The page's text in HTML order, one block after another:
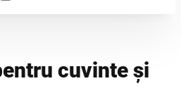
cuvinte și